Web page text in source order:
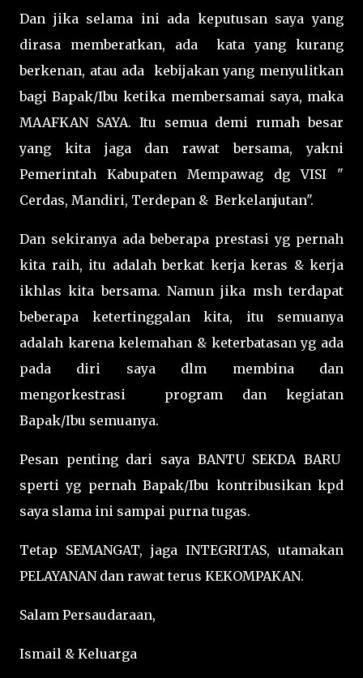
Dan jika selama ini ada keputusan saya yang
dirasa memberatkan, ada kata yang kurang
berkenan, atau ada kebijakan yang menyulitkan
bagi Bapak/Ibu ketika membersamai saya, maka
MAAFKAN SAYA. Itu semua demi rumah besar
yang kita jaga dan rawat bersama, yakni
Pemerintah Kabupaten Mempawag dg VISI "
Cerdas, Mandiri, Terdepan & Berkelanjutan".
Dan sekiranya ada beberapa prestasi yg pernah
kita raih, itu adalah berkat kerja keras & kerja
ikhlas kita bersama. Namun jika msh terdapat
beberapa ketertinggalan kita, itu semuanya
adalah karena kelemahan & keterbatasan yg ada
pada diri saya dlm membina dan
mengorkestrasi program dan kegiatan
Bapak/Ibu semuanya.
Pesan penting dari saya BANTU SEKDA BARU
sperti yg pernah Bapak/Ibu kontribusikan kpd
saya slama ini sampai purna tugas.
Tetap SEMANGAT, jaga INTEGRITAS, utamakan
PELAYANAN dan rawat terus KEKOMPAKAN.
Salam Persaudaraan,
Ismail & Keluarga